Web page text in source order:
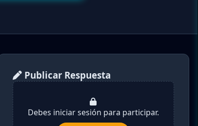
Publicar Respuesta
Debes iniciar sesión para participar.